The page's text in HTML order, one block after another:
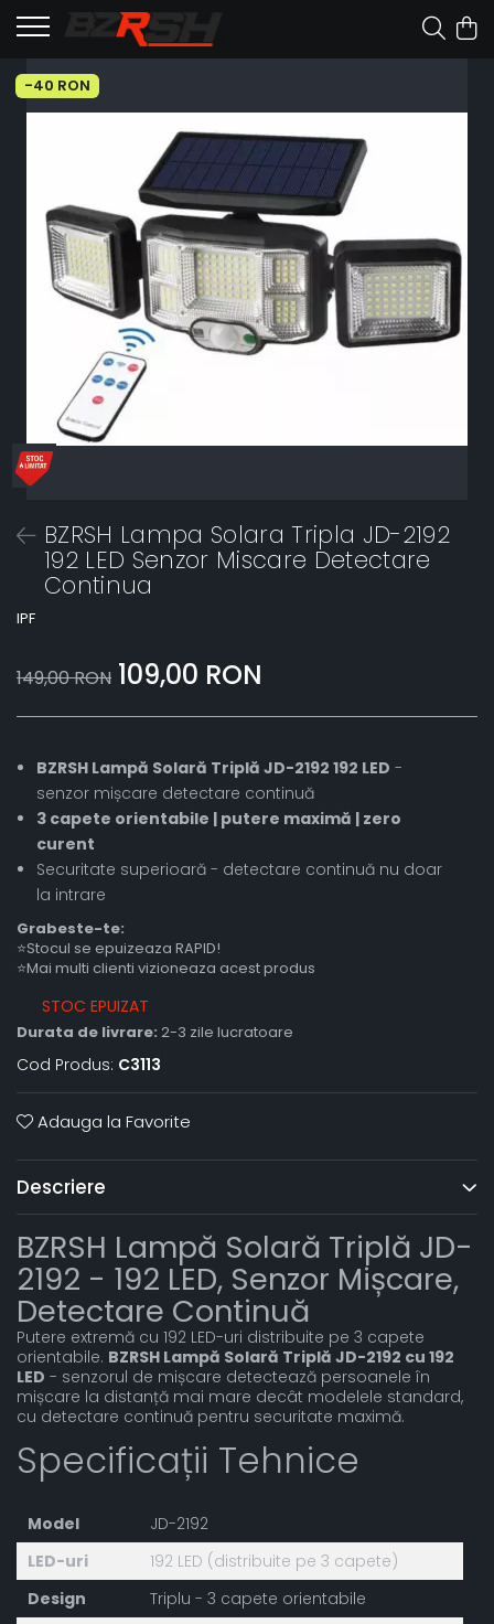
-40 RON
BZRSH Lampa Solara Tripla JD-2192
192 LED Senzor Miscare Detectare
Continua
IPF
149,00 RON 109,00 RON
BZRSH Lampă Solară Triplă JD-2192 192 LED -
senzor mișcare detectare continuă
3 capete orientabile | putere maximă | zero
curent
Securitate superioară - detectare continuă nu doar
la intrare
Grabeste-te:
⭐Stocul se epuizeaza RAPID!
⭐Mai multi clienti vizioneaza acest produs
STOC EPUIZAT
Durata de livrare: 2-3 zile lucratoare
Cod Produs: C3113
Adauga la Favorite
Descriere
BZRSH Lampă Solară Triplă JD-
2192 - 192 LED, Senzor Mișcare,
Detectare Continuă
Putere extremă cu 192 LED-uri distribuite pe 3 capete
orientabile. BZRSH Lampă Solară Triplă JD-2192 cu 192
LED - senzorul de mișcare detectează persoanele în
mișcare la distanță mai mare decât modelele standard,
cu detectare continuă pentru securitate maximă.
Specificații Tehnice
Model
JD-2192
LED-uri
192 LED (distribuite pe 3 capete)
Design
Triplu - 3 capete orientabile